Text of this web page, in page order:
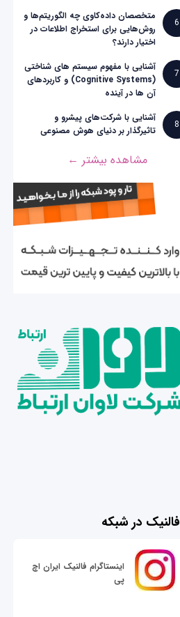
6
متخصصان داده‌کاوی چه الگوریتم‌ها و
روش‌هایی برای استخراج اطلاعات در
اختیار دارند؟
7
آشنایی با مفهوم سیستم های شناختی
(Cognitive Systems) و کاربردهای
آن ها در آینده
8
آشنایی با شرکت‌های پیشرو و
تاثیرگذار بر دنیای هوش مصنوعی
مشاهده بیشتر ←
فالنیک در شبکه
اینستاگرام فالنیک ایران اچ
پی